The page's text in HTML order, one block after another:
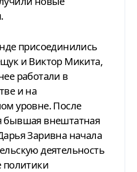
присоединились
и Виктор Микита,
работали в
и на
уровне. После
бывшая внештатная
Заривна начала
деятельность
политики